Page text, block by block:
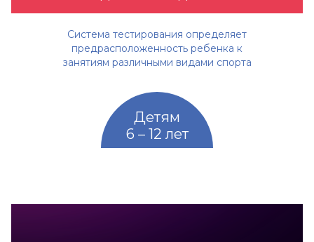
Система тестирования определяет
предрасположенность ребенка к
занятиям различными видами спорта
Детям
6 – 12 лет